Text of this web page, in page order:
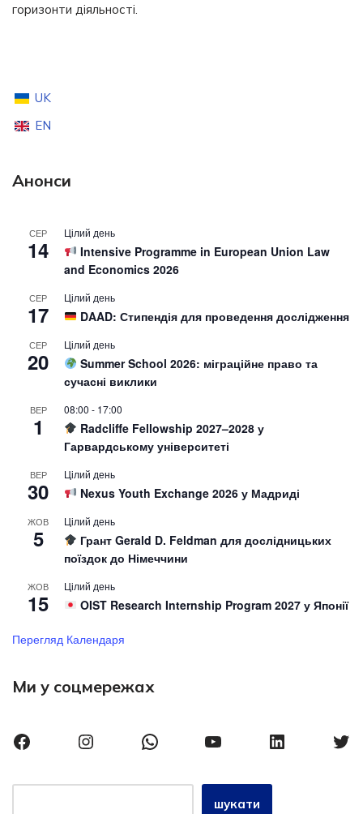
горизонти діяльності.
UK
EN
Анонси
СЕР
14
Цілий день
Intensive Programme in European Union Law
and Economics 2026
СЕР
17
Цілий день
DAAD: Стипендія для проведення дослідження
СЕР
20
Цілий день
Summer School 2026: міграційне право та
сучасні виклики
ВЕР
1
08:00 - 17:00
Radcliffe Fellowship 2027–2028 у
Гарвардському університеті
ВЕР
30
Цілий день
Nexus Youth Exchange 2026 у Мадриді
ЖОВ
5
Цілий день
Грант Gerald D. Feldman для дослідницьких
поїздок до Німеччини
ЖОВ
15
Цілий день
OIST Research Internship Program 2027 у Японії
Перегляд Календаря
Ми у соцмережах
шукати